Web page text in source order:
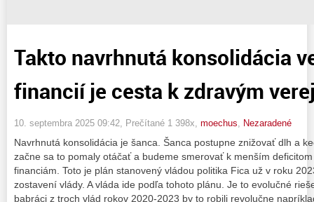
Takto navrhnutá konsolidácia
financií je cesta k zdravým
10. septembra 2025 09:42 , Prečítané 1 398x, moechus Nezaradené
Navrhnutá konsolidácia je šanca. Šanca postupne znižovať dlh a
začne sa to pomaly otáčať a budeme smerovať k menším
financiám. Toto je plán stanovený vládou politika Fica už v roku
zostavení vlády. A vláda ide podľa tohoto plánu. Je to evolučné
babráci z troch vlád rokov 2020-2023 by to robili revolučne